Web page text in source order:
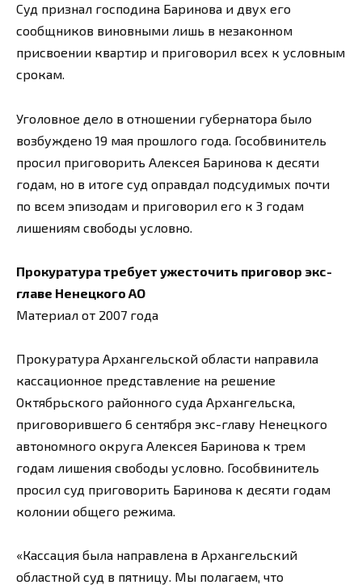
Суд признал господина Баринова и двух его
сообщников виновными лишь в незаконном
присвоении квартир и приговорил всех к условным
срокам.
Уголовное дело в отношении губернатора было
возбуждено 19 мая прошлого года. Гособвинитель
просил приговорить Алексея Баринова к десяти
годам, но в итоге суд оправдал подсудимых почти
по всем эпизодам и приговорил его к 3 годам
лишениям свободы условно.
Прокуратура требует ужесточить приговор экс-
главе Ненецкого АО
Материал от 2007 года
Прокуратура Архангельской области направила
кассационное представление на решение
Октябрьского районного суда Архангельска,
приговорившего 6 сентября экс-главу Ненецкого
автономного округа Алексея Баринова к трем
годам лишения свободы условно. Гособвинитель
просил суд приговорить Баринова к десяти годам
колонии общего режима.
«Кассация была направлена в Архангельский
областной суд в пятницу. Мы полагаем, что